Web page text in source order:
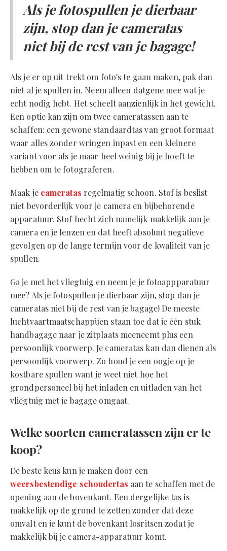
Als je fotospullen je dierbaar
zijn, stop dan je cameratas
niet bij de rest van je bagage!
Als je er op uit trekt om foto's te gaan maken, pak dan
niet al je spullen in. Neem alleen datgene mee wat je
echt nodig hebt. Het scheelt aanzienlijk in het gewicht.
Een optie kan zijn om twee cameratassen aan te
schaffen: een gewone standaardtas van groot formaat
waar alles zonder wringen inpast en een kleinere
variant voor als je maar heel weinig bij je hoeft te
hebben om te fotograferen.
Maak je cameratas regelmatig schoon. Stof is beslist
niet bevorderlijk voor je camera en bijbehorende
apparatuur. Stof hecht zich namelijk makkelijk aan je
camera en je lenzen en dat heeft absoluut negatieve
gevolgen op de lange termijn voor de kwaliteit van je
spullen.
Ga je met het vliegtuig en neem je je fotoappparatuur
mee? Als je fotospullen je dierbaar zijn, stop dan je
cameratas niet bij de rest van je bagage! De meeste
luchtvaartmaatschappijen staan toe dat je één stuk
handbagage naar je zitplaats meeneemt plus een
persoonlijk voorwerp. Je cameratas kan dan dienen als
persoonlijk voorwerp. Zo houd je een oogje op je
kostbare spullen want je weet niet hoe het
grondpersoneel bij het inladen en uitladen van het
vliegtuig met je bagage omgaat.
Welke soorten cameratassen zijn er te
koop?
De beste keus kun je maken door een
weersbestendige schoudertas aan te schaffen met de
opening aan de bovenkant. Een dergelijke tas is
makkelijk op de grond te zetten zonder dat deze
omvalt en je kunt de bovenkant losritsen zodat je
makkelijk bij je camera-apparatuur komt.